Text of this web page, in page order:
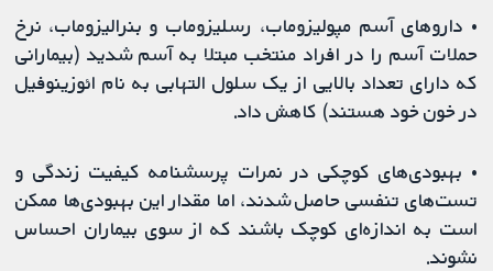
• داروهای آسم مپولیزوماب، رسلیزوماب و بنرالیزوماب، نرخ
حملات آسم را در افراد منتخب مبتلا به آسم شدید (بیمارانی
که دارای تعداد بالایی از یک سلول التهابی به نام ائوزینوفیل
در خون خود هستند) کاهش داد.
• بهبودی‌های کوچکی در نمرات پرسشنامه کیفیت زندگی و
تست‌های تنفسی حاصل شدند، اما مقدار این بهبودی‌ها ممکن
است به اندازه‌ای کوچک باشند که از سوی بیماران احساس
نشوند.